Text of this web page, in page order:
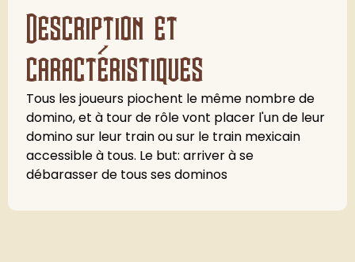
Description et
caractéristiques
Tous les joueurs piochent le même nombre de
domino, et à tour de rôle vont placer l'un de leur
domino sur leur train ou sur le train mexicain
accessible à tous. Le but: arriver à se
débarasser de tous ses dominos